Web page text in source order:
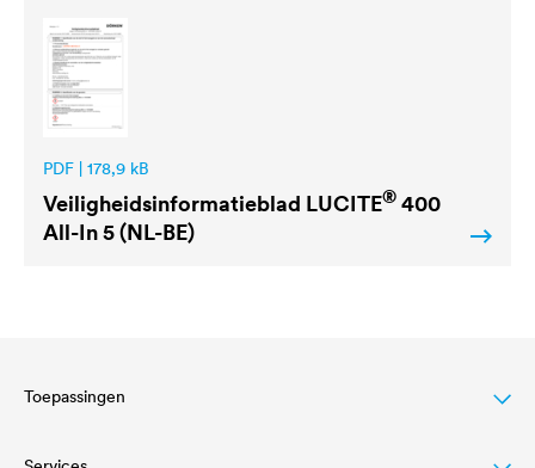
PDF | 178,9 kB
Veiligheidsinformatieblad LUCITE® 400
All-In 5 (NL-BE)
Toepassingen